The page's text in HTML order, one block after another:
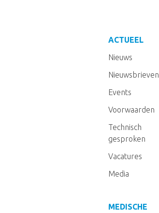
ACTUEEL
Nieuws
Nieuwsbrieven
Events
Voorwaarden
Technisch
gesproken
Vacatures
Media
MEDISCHE